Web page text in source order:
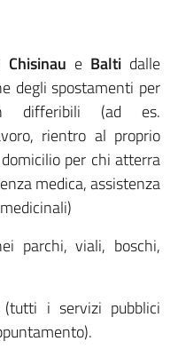
Chisinau e Balti dalle
degli spostamenti per
differibili (ad es.
rientro al proprio
per chi atterra
medica, assistenza
parchi, viali, boschi,
i servizi pubblici